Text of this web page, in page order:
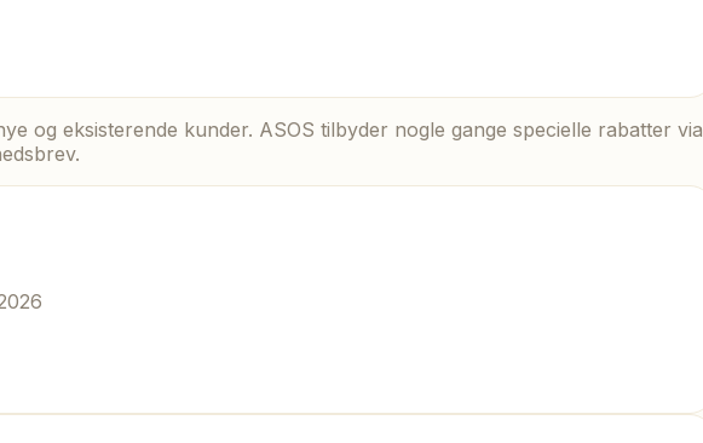
og eksisterende kunder. ASOS tilbyder nogle gange specielle rabatter via